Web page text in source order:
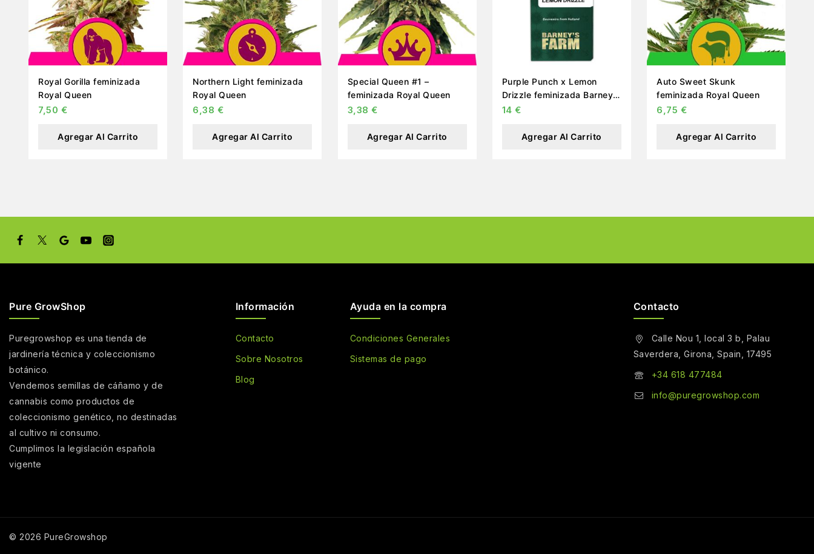
Royal Gorilla feminizada
Royal Queen
7,50 €
Agregar Al Carrito
Northern Light feminizada
Royal Queen
6,38 €
Agregar Al Carrito
Special Queen #1 –
feminizada Royal Queen
3,38 €
Agregar Al Carrito
Purple Punch x Lemon
Drizzle feminizada Barney’s
farm
14 €
Agregar Al Carrito
Auto Sweet Skunk
feminizada Royal Queen
6,75 €
Agregar Al Carrito
Pure GrowShop
Puregrowshop es una tienda de
jardinería técnica y coleccionismo
botánico.
Vendemos semillas de cáñamo y de
cannabis como productos de
coleccionismo genético, no destinadas
al cultivo ni consumo.
Cumplimos la legislación española
vigente
Información
Contacto
Sobre Nosotros
Blog
Ayuda en la compra
Condiciones Generales
Sistemas de pago
Contacto
Calle Nou 1, local 3 b, Palau
Saverdera, Girona, Spain, 17495
+34 618 477484
info@puregrowshop.com
© 2026 PureGrowshop